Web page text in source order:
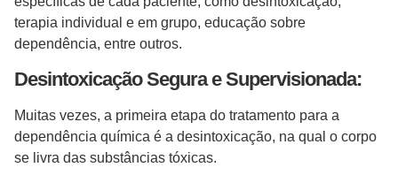
terapia individual e em grupo, educação sobre
dependência, entre outros.
Desintoxicação Segura e Supervisionada:
Muitas vezes, a primeira etapa do tratamento para a
dependência química é a desintoxicação, na qual o corpo
se livra das substâncias tóxicas.